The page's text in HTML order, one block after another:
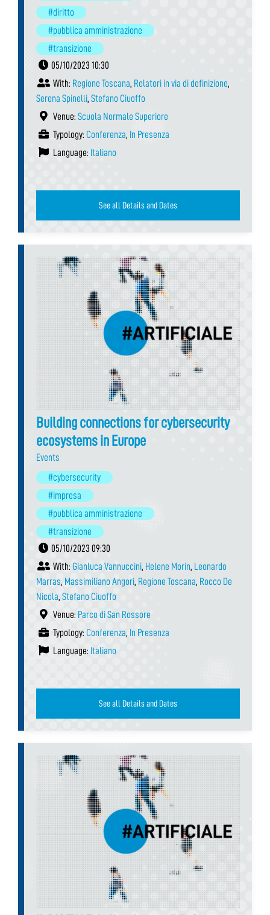
#diritto
#pubblica amministrazione
#transizione
05/10/2023 10:30
With: Regione Toscana, Relatori in via di definizione,
Serena Spinelli, Stefano Ciuoffo
Venue: Scuola Normale Superiore
Typology: Conferenza, In Presenza
Language: Italiano
See all Details and Dates
Building connections for cybersecurity
ecosystems in Europe
Events
#cybersecurity
#impresa
#pubblica amministrazione
#transizione
05/10/2023 09:30
With: Gianluca Vannuccini, Helene Morin, Leonardo
Marras, Massimiliano Angori, Regione Toscana, Rocco De
Nicola, Stefano Ciuoffo
Venue: Parco di San Rossore
Typology: Conferenza, In Presenza
Language: Italiano
See all Details and Dates